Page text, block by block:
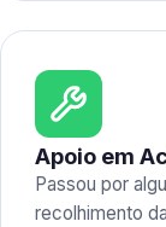
Apoio em
Passou por
recolhimento